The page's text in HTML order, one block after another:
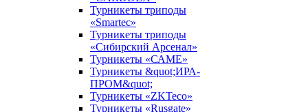
Турникеты триподы
«Smartec»
Турникеты триподы
«Сибирский Арсенал»
Турникеты «САМЕ»
Турникеты &quot;ИРА-
ПРОМ&quot;
Турникеты «ZKTeco»
Турникеты «Rusgate»